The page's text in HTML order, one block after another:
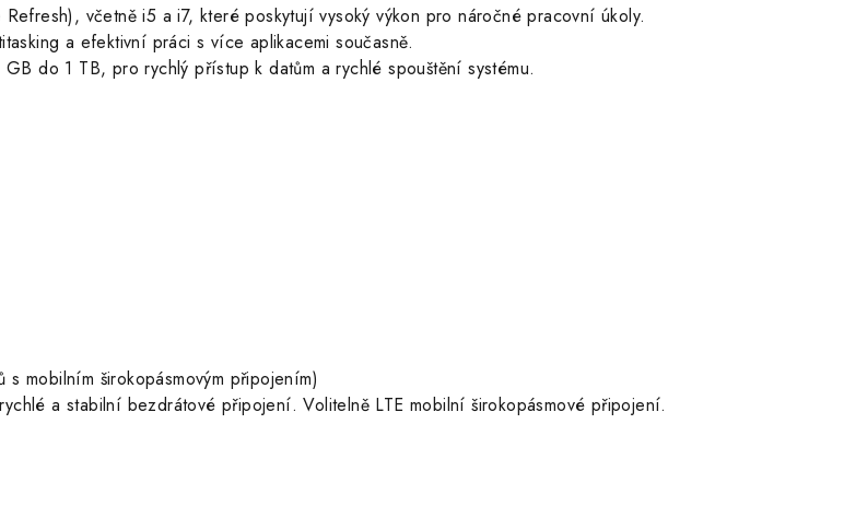
včetně i5 a i7, které poskytují vysoký výkon pro náročné pracovní úkoly.
a efektivní práci s více aplikacemi současně.
do 1 TB, pro rychlý přístup k datům a rychlé spouštění systému.
mobilním širokopásmovým připojením)
a stabilní bezdrátové připojení. Volitelně LTE mobilní širokopásmové připojení.